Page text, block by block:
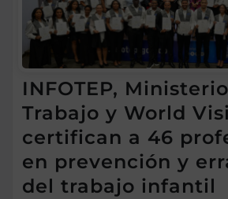
INFOTEP,
Trabajo y World
certifican a 46
en prevención y
del trabajo infantil